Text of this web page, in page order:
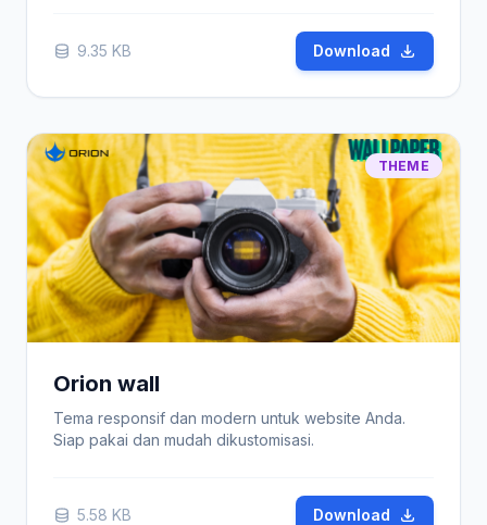
9.35 KB Download
THEME
Orion wall
Tema responsif dan modern untuk website Anda.
Siap pakai dan mudah dikustomisasi.
5.58 KB Download